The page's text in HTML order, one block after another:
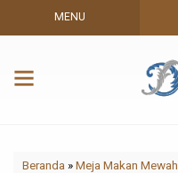
MENU
Beranda »Meja Makan Mewah